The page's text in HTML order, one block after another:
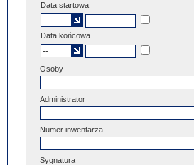
Data startowa
Data końcowa
Osoby
Administrator
Numer inwentarza
Sygnatura